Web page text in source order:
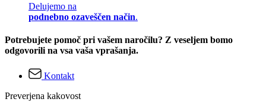
Delujemo na
podnebno ozaveščen način.
Potrebujete pomoč pri vašem naročilu? Z veseljem bomo
odgovorili na vsa vaša vprašanja.
Kontakt
Preverjena kakovost